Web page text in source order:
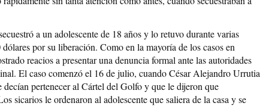
a un adolescente de 18 años y lo retuvo durante varias
por su liberación. Como en la mayoría de los casos en
reacios a presentar una denuncia formal ante las autoridades
El caso comenzó el 16 de julio, cuando César Alejandro Urrutia
pertenecer al Cártel del Golfo y que le dijeron que
sicarios le ordenaron al adolescente que saliera de la casa y se